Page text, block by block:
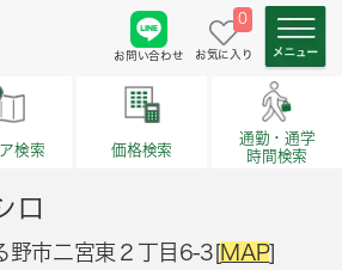
お問い合わせ
0
お気に入り
検索 価格検索
通勤・通学
時間検索
ロ
野市二宮東２丁目6-3[MAP]